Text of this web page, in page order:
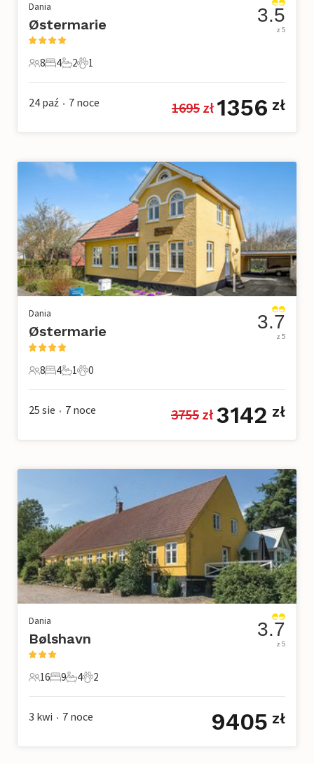
Dania
Østermarie
8 Goście
8
4 Sypialnie
4
2 Łazienki
2
1 Zwierzę domowe
1
3.5
z 5
24 paź • 7 noce 1695 zł 1356 zł
Dania
Østermarie
8 Goście
8
4 Sypialnie
4
1 Łazienka
1
0 Zwierzęta domowe
0
3.7
z 5
25 sie • 7 noce 3755 zł 3142 zł
Dania
Bølshavn
16 Goście
16
9 Sypialnie
9
4 Łazienki
4
2 Zwierzęta domowe
2
3.7
z 5
3 kwi • 7 noce 9405 zł